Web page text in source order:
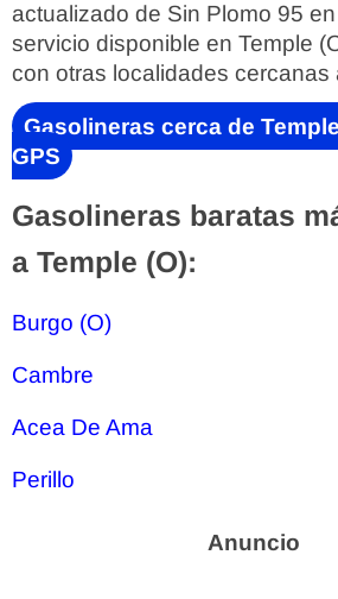
actualizado de Sin Plomo 95
servicio disponible en Temple
con otras localidades cercanas
Gasolineras cerca de
GPS
Gasolineras baratas
a Temple (O):
Burgo (O)
Cambre
Acea De Ama
Perillo